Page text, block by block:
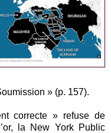
» (p. 157).
correcte » refuse de
la New York Public